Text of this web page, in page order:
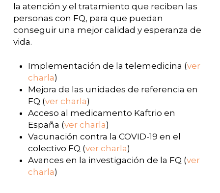
la atención y el tratamiento que reciben las
personas con FQ, para que puedan
conseguir una mejor calidad y esperanza de
vida.
Implementación de la telemedicina (ver
charla)
Mejora de las unidades de referencia en
FQ (ver charla)
Acceso al medicamento Kaftrio en
España (ver charla)
Vacunación contra la COVID-19 en el
colectivo FQ (ver charla)
Avances en la investigación de la FQ (ver
charla)